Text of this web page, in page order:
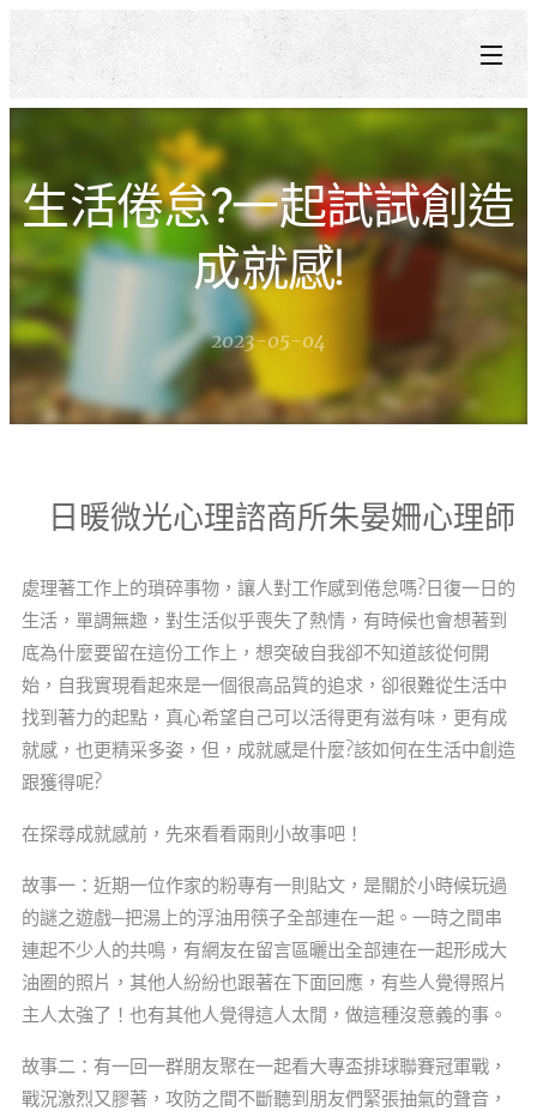
生活倦怠?一起試試創造
成就感!
2023-05-04
日暖微光心理諮商所朱晏姍心理師
處理著工作上的瑣碎事物，讓人對工作感到倦怠嗎?日復一日的
生活，單調無趣，對生活似乎喪失了熱情，有時候也會想著到
底為什麼要留在這份工作上，想突破自我卻不知道該從何開
始，自我實現看起來是一個很高品質的追求，卻很難從生活中
找到著力的起點，真心希望自己可以活得更有滋有味，更有成
就感，也更精采多姿，但，成就感是什麼?該如何在生活中創造
跟獲得呢?
在探尋成就感前，先來看看兩則小故事吧！
故事一：近期一位作家的粉專有一則貼文，是關於小時候玩過
的謎之遊戲─把湯上的浮油用筷子全部連在一起。一時之間串
連起不少人的共鳴，有網友在留言區曬出全部連在一起形成大
油圈的照片，其他人紛紛也跟著在下面回應，有些人覺得照片
主人太強了！也有其他人覺得這人太閒，做這種沒意義的事。
故事二：有一回一群朋友聚在一起看大專盃排球聯賽冠軍戰，
戰況激烈又膠著，攻防之間不斷聽到朋友們緊張抽氣的聲音，